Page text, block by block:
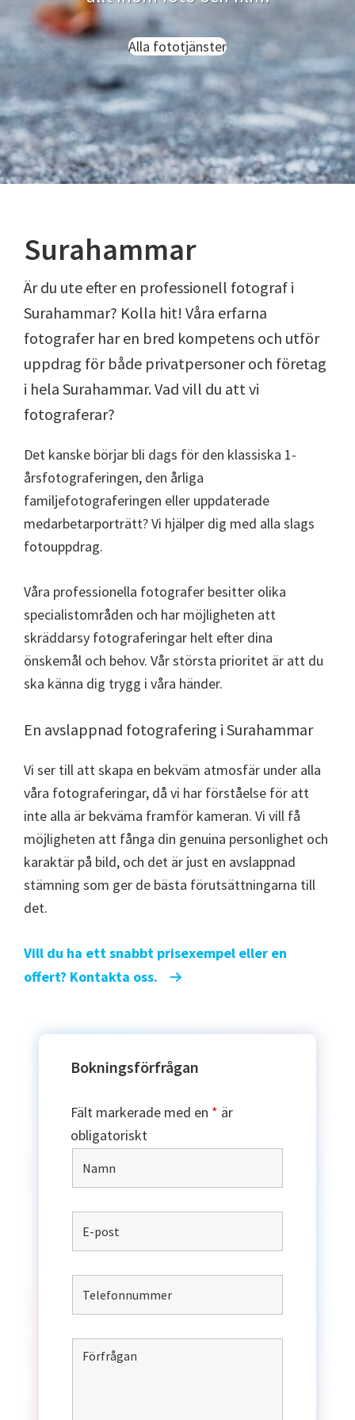
Alla fototjänster
Surahammar
Är du ute efter en professionell fotograf i
Surahammar? Kolla hit! Våra erfarna
fotografer har en bred kompetens och utför
uppdrag för både privatpersoner och företag
i hela Surahammar. Vad vill du att vi
fotograferar?
Det kanske börjar bli dags för den klassiska 1-
årsfotograferingen, den årliga
familjefotograferingen eller uppdaterade
medarbetarporträtt? Vi hjälper dig med alla slags
fotouppdrag.
Våra professionella fotografer besitter olika
specialistområden och har möjligheten att
skräddarsy fotograferingar helt efter dina
önskemål och behov. Vår största prioritet är att du
ska känna dig trygg i våra händer.
En avslappnad fotografering i Surahammar
Vi ser till att skapa en bekväm atmosfär under alla
våra fotograferingar, då vi har förståelse för att
inte alla är bekväma framför kameran. Vi vill få
möjligheten att fånga din genuina personlighet och
karaktär på bild, och det är just en avslappnad
stämning som ger de bästa förutsättningarna till
det.
Vill du ha ett snabbt prisexempel eller en
offert? Kontakta oss.
Bokningsförfrågan
Fält markerade med en * är
obligatoriskt